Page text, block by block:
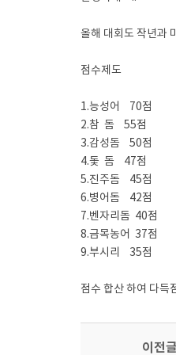
올해 대회도 작년과
점수제도
1.능성어 70
2.참 돔 55점
3.감성돔 50
4.돛 돔 47점
5.진주돔 45
6.병어돔 42
7.벤자리돔 40
8.금목농어 37점
9.부시리 35점
점수 합산 하여 다득
이전글